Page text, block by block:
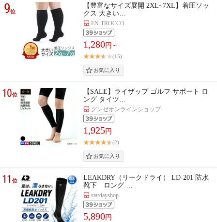
9位
【豊富なサイズ展開 2XL~7XL】着圧ソッ
クス 大きい…
EN-TROCCO
1,280円～
(15)
10位
【SALE】ライザップ ゴルフ サポート ロ
ング タイツ…
グンゼオンラインショップ
1,925円
(2)
11位
LEAKDRY（リークドライ） LD-201 防水
靴下 ロング …
stardayshop
5,890円